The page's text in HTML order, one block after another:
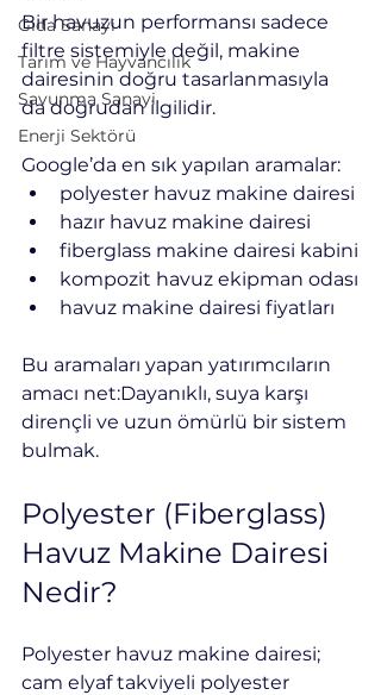
Gıda Sanayi
Tarım ve Hayvancılık
Savunma Sanayi
Enerji Sektörü
Bir havuzun performansı sadece
filtre sistemiyle değil, makine
dairesinin doğru tasarlanmasıyla
da doğrudan ilgilidir.
Google’da en sık yapılan aramalar:
polyester havuz makine dairesi
hazır havuz makine dairesi
fiberglass makine dairesi kabini
kompozit havuz ekipman odası
havuz makine dairesi fiyatları
Bu aramaları yapan yatırımcıların
amacı net:Dayanıklı, suya karşı
dirençli ve uzun ömürlü bir sistem
bulmak.
Polyester (Fiberglass)
Havuz Makine Dairesi
Nedir?
Polyester havuz makine dairesi;
cam elyaf takviyeli polyester